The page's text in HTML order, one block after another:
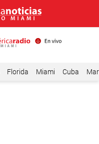
Florida Miami Cuba